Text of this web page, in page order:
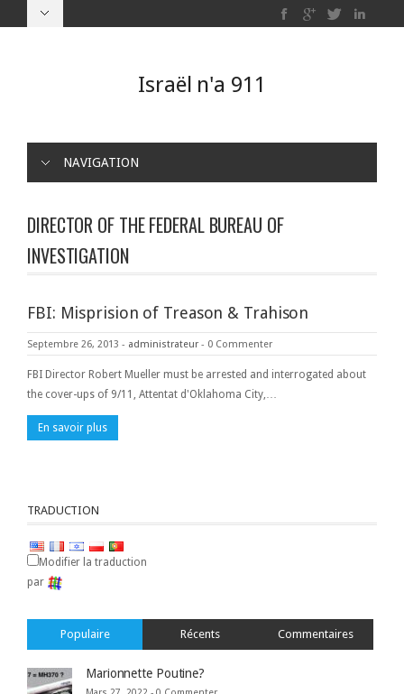
Israël n'a 911
NAVIGATION
DIRECTOR OF THE FEDERAL BUREAU OF
INVESTIGATION
FBI: Misprision of Treason & Trahison
Septembre 26, 2013 - administrateur - 0 Commenter
FBI Director Robert Mueller must be arrested and interrogated about
the cover-ups of 9/11, Attentat d'Oklahoma City,…
En savoir plus
TRADUCTION
Modifier la traduction
par
Populaire Récents Commentaires
Marionnette Poutine?